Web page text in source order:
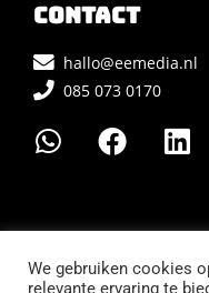
Contact
hallo@eemedia.nl
085 073 0170
We gebruiken cookies
relevante ervaring te